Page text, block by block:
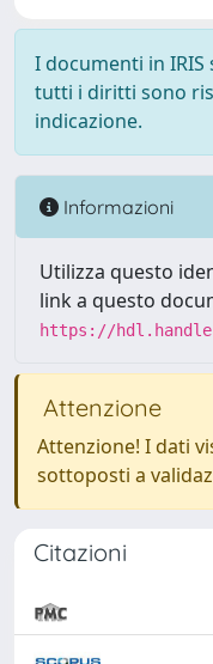
I documenti in
tutti i diritti sono
indicazione.
Informazioni
Utilizza questo
link a questo
https://
Attenzione
Attenzione! I dati
sottoposti a
Citazioni